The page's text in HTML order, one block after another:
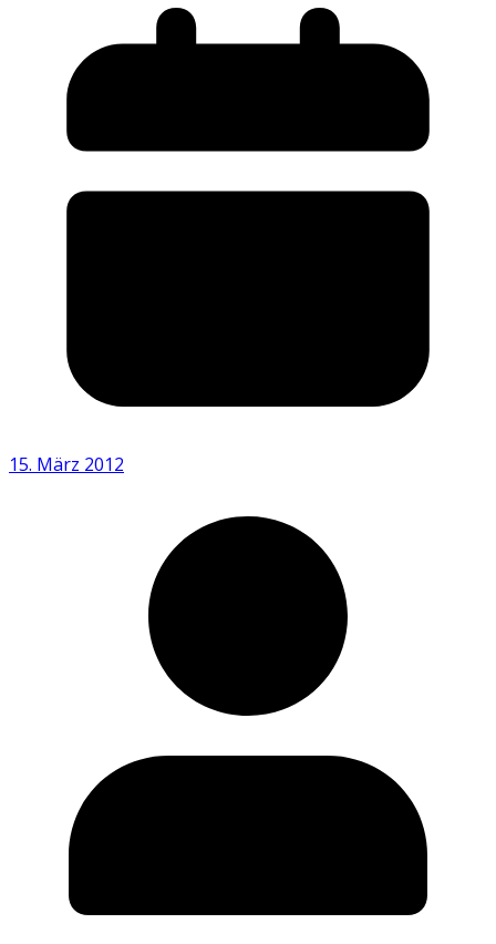
15. März 2012